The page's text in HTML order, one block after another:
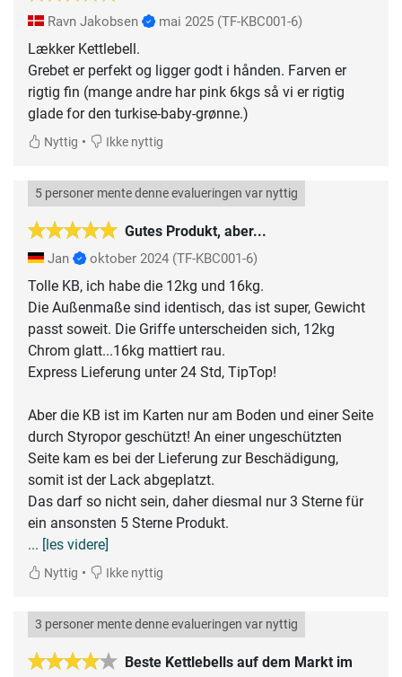
Ravn Jakobsen mai 2025 (TF-KBC001-6)
Lækker Kettlebell.
Grebet er perfekt og ligger godt i hånden. Farven er
rigtig fin (mange andre har pink 6kgs så vi er rigtig
glade for den turkise-baby-grønne.)
Nyttig • Ikke nyttig
Gutes Produkt, aber...
5 personer mente denne evalueringen var nyttig
Jan oktober 2024 (TF-KBC001-6)
Tolle KB, ich habe die 12kg und 16kg.
Die Außenmaße sind identisch, das ist super, Gewicht
passt soweit. Die Griffe unterscheiden sich, 12kg
Chrom glatt...16kg mattiert rau.
Express Lieferung unter 24 Std, TipTop!
Aber die KB ist im Karten nur am Boden und einer Seite
durch Styropor geschützt! An einer ungeschützten
Seite kam es bei der Lieferung zur Beschädigung,
somit ist der Lack abgeplatzt.
Das darf so nicht sein, daher diesmal nur 3 Sterne für
... [les videre]
Nyttig • Ikke nyttig
Beste Kettlebells auf dem Markt im
3 personer mente denne evalueringen var nyttig